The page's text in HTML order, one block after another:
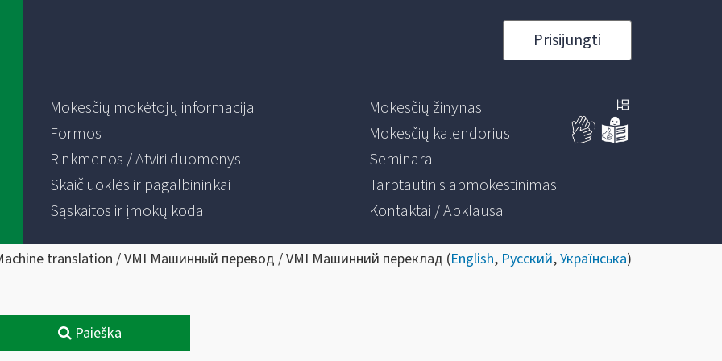
Prisijungti
Mokesčių mokėtojų informacija
Formos
Rinkmenos / Atviri duomenys
Skaičiuoklės ir pagalbininkai
Sąskaitos ir įmokų kodai
Mokesčių žinynas
Mokesčių kalendorius
Seminarai
Tarptautinis apmokestinimas
Kontaktai / Apklausa
translation / VMI Машинный перевод / VMI Машинний переклад (English, Русский,Українська)
Paieška